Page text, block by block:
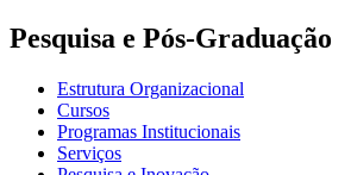
Pesquisa e Pós-Graduação
Estrutura Organizacional
Cursos
Programas Institucionais
Serviços